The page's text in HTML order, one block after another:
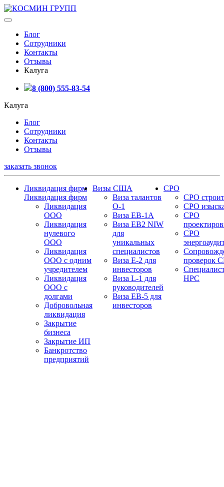
Блог
Сотрудники
Контакты
Отзывы
Калуга
8 (800) 555-83-54
Калуга
Блог
Сотрудники
Контакты
Отзывы
заказать звонок
Ликвидация фирм
Ликвидация фирм
Ликвидация
ООО
Ликвидация
нулевого
ООО
Ликвидация
ООО с одним
учредителем
Ликвидация
ООО с
долгами
Добровольная
ликвидация
Закрытие
бизнеса
Закрытие ИП
Банкротство
предприятий
Визы США
Виза талантов
О-1
Виза EB-1A
Виза EB2 NIW
для
уникальных
специалистов
Виза E-2 для
инвесторов
Виза L-1 для
руководителей
Виза EB-5 для
инвесторов
СРО
СРО
СРО
СРО
СРО
проверок
НРС